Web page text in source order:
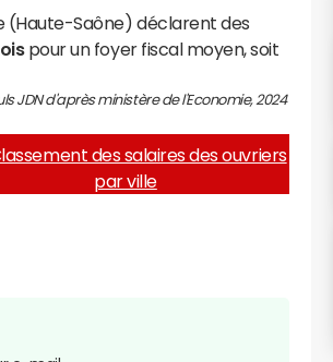
(Haute-Saône) déclarent des
pour un foyer fiscal moyen, soit
JDN d'après ministère de l'Economie, 2024
des salaires des ouvriers
par ville